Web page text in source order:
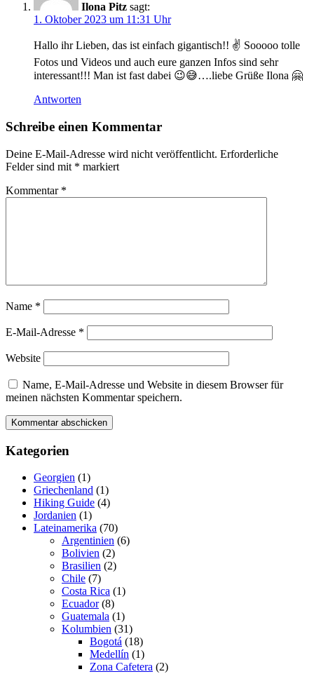
Ilona Pitz sagt:
1. Oktober 2023 um 11:31 Uhr
Hallo ihr Lieben, das ist einfach gigantisch!! ✌️ Sooooo tolle
Fotos und Videos und auch eure ganzen Infos sind sehr
interessant!!! Man ist fast dabei 😉😅….liebe Grüße Ilona 🤗
Antworten
Schreibe einen Kommentar
Deine E-Mail-Adresse wird nicht veröffentlicht. Erforderliche
Felder sind mit * markiert
Kommentar *
Name *
E-Mail-Adresse *
Website
Name, E-Mail-Adresse und Website in diesem Browser für
meinen nächsten Kommentar speichern.
Kategorien
Georgien (1)
Griechenland (1)
Hiking Guide (4)
Jordanien (1)
Lateinamerika (70)
Argentinien (6)
Bolivien (2)
Brasilien (2)
Chile (7)
Costa Rica (1)
Ecuador (8)
Guatemala (1)
Kolumbien (31)
Bogotá (18)
Medellín (1)
Zona Cafetera (2)